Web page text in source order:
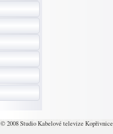
© 2008 Studio Kabelové televize Kopřivnice